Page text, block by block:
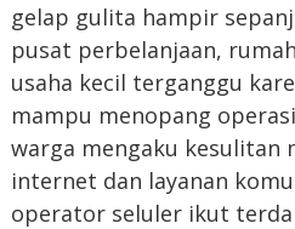
gelap gulita hampir
pusat perbelanjaan,
usaha kecil terganggu
mampu menopang
warga mengaku kesulitan
internet dan layanan
operator seluler ikut